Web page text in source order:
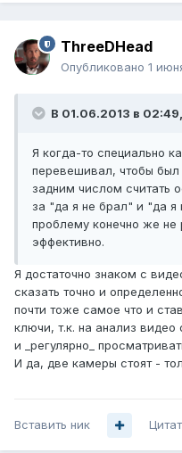
ThreeDHead
Опубликовано 1
В 01.06.2013 в
Я когда-то специально
перевешивал, чтобы
задним числом считать
за "да я не брал" и "да я
проблему конечно же не
эффективно.
Я достаточно знаком с
сказать точно и
почти тоже самое что и
ключи, т.к. на анализ видео
и _регулярно_
И да, две камеры стоят -
Вставить ник